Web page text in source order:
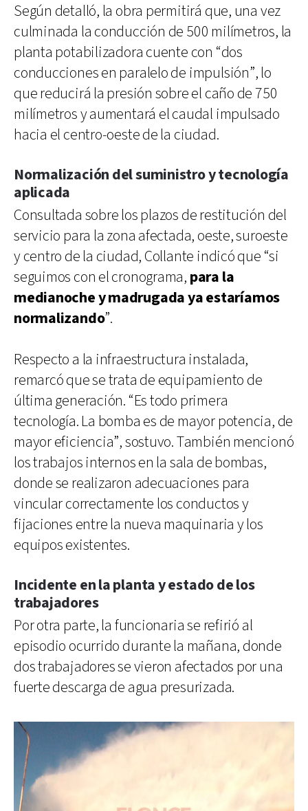
Según detalló, la obra permitirá que, una vez
culminada la conducción de 500 milímetros, la
planta potabilizadora cuente con “dos
conducciones en paralelo de impulsión”, lo
que reducirá la presión sobre el caño de 750
milímetros y aumentará el caudal impulsado
hacia el centro-oeste de la ciudad.
Normalización del suministro y tecnología
aplicada
Consultada sobre los plazos de restitución del
servicio para la zona afectada, oeste, suroeste
y centro de la ciudad, Collante indicó que “si
seguimos con el cronograma, para la
medianoche y madrugada ya estaríamos
normalizando”.
Respecto a la infraestructura instalada,
remarcó que se trata de equipamiento de
última generación. “Es todo primera
tecnología. La bomba es de mayor potencia, de
mayor eficiencia”, sostuvo. También mencionó
los trabajos internos en la sala de bombas,
donde se realizaron adecuaciones para
vincular correctamente los conductos y
fijaciones entre la nueva maquinaria y los
equipos existentes.
Incidente en la planta y estado de los
trabajadores
Por otra parte, la funcionaria se refirió al
episodio ocurrido durante la mañana, donde
dos trabajadores se vieron afectados por una
fuerte descarga de agua presurizada.